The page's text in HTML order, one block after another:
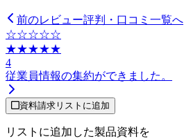
前のレビュー評判・口コミ一覧へ
☆☆☆☆☆
★★★★★
4
従業員情報の集約ができました。
資料請求リストに追加
リストに追加した製品資料を